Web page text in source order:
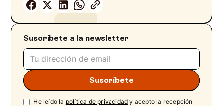
Suscríbete a la newsletter
He leído la política de privacidad y acepto la recepción